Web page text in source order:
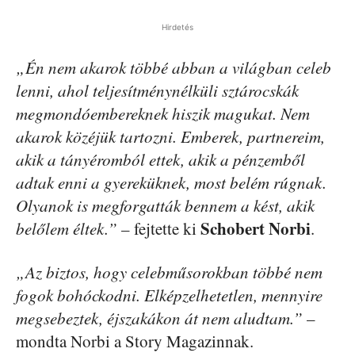
Hirdetés
„Én nem akarok többé abban a világban celeb
lenni, ahol teljesítménynélküli sztárocskák
megmondóembereknek hiszik magukat. Nem
akarok közéjük tartozni. Emberek, partnereim,
akik a tányéromból ettek, akik a pénzemből
adtak enni a gyereküknek, most belém rúgnak.
Olyanok is megforgatták bennem a kést, akik
belőlem éltek.” – fejtette ki Schobert Norbi.
„Az biztos, hogy celebműsorokban többé nem
fogok bohóckodni. Elképzelhetetlen, mennyire
megsebeztek, éjszakákon át nem aludtam.” –
mondta Norbi a Story Magazinnak.